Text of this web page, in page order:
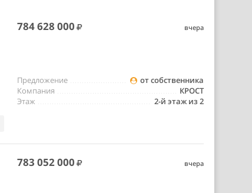
784 628 000 вчера
от собственника
Предложение
КРОСТ
Компания
2-й этаж из 2
Этаж
783 052 000 вчера